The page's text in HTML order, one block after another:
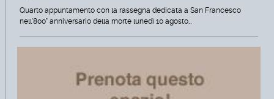
Quarto appuntamento con la rassegna dedicata a San Francesco
nell'800° anniversario della morte lunedì 10 agosto…